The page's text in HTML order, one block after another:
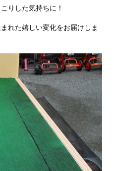
りした気持ちに！
れた嬉しい変化をお届けしま